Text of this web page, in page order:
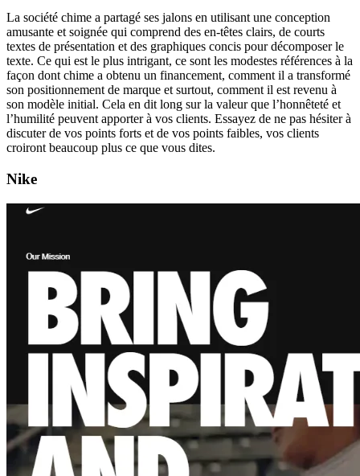
La société chime a partagé ses jalons en utilisant une conception
amusante et soignée qui comprend des en-têtes clairs, de courts
textes de présentation et des graphiques concis pour décomposer le
texte. Ce qui est le plus intrigant, ce sont les modestes références à la
façon dont chime a obtenu un financement, comment il a transformé
son positionnement de marque et surtout, comment il est revenu à
son modèle initial. Cela en dit long sur la valeur que l’honnêteté et
l’humilité peuvent apporter à vos clients. Essayez de ne pas hésiter à
discuter de vos points forts et de vos points faibles, vos clients
croiront beaucoup plus ce que vous dites.
Nike